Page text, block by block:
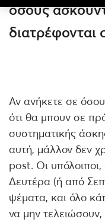
όσους
διατρέφονται
Αν ανήκετε σε
ότι θα μπουν σε
συστηματικής
αυτή, μάλλον δεν
post. Οι
Δευτέρα (ή από
ψέματα, και όλο
να μην